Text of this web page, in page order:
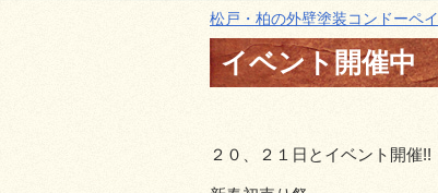
松戸・柏の外壁塗装コンドーペ
イベント開催中
２０、２１日とイベント開催!!